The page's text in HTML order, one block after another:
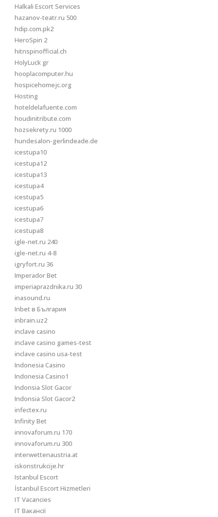
Halkali Escort Services
hazanov-teatr.ru 500
hdip.com.pk2
HeroSpin 2
hitnspinofficial.ch
HolyLuck gr
hooplacomputer.hu
hospicehomejc.org
Hosting
hoteldelafuente.com
houdinitribute.com
hozsekrety.ru 1000
hundesalon-gerlindeade.de
icestupa10
icestupa12
icestupa13
icestupa4
icestupa5
icestupa6
icestupa7
icestupa8
igle-net.ru 240
igle-net.ru 4-8
igryfort.ru 36
Imperador Bet
imperiaprazdnika.ru 30
inasound.ru
Inbet в България
inbrain.uz2
inclave casino
inclave casino games-test
inclave casino usa-test
Indonesia Casino
Indonesia Casino1
Indonsia Slot Gacor
Indonsia Slot Gacor2
infectex.ru
Infinity Bet
innovaforum.ru 170
innovaforum.ru 300
interwettenaustria.at
iskonstrukcije.hr
Istanbul Escort
İstanbul Escort Hizmetleri
IT Vacancies
IT Вакансії